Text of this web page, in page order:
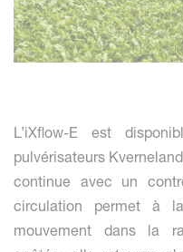
L’iXflow-E est
pulvérisateurs
continue avec un
circulation permet à
mouvement dans la